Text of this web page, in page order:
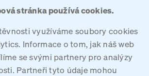
stránka používá cookies.
využíváme soubory cookies
Informace o tom, jak náš web
se svými partnery pro analýzy
Partneři tyto údaje mohou